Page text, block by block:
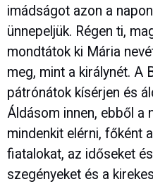
imádságot azon a
ünnepeljük. Régen ti,
mondtátok ki Mária
meg, mint a királynét. A
pátrónátok kísérjen és
Áldásom innen, ebből a
mindenkit elérni, főként
fiatalokat, az időseket
szegényeket és a